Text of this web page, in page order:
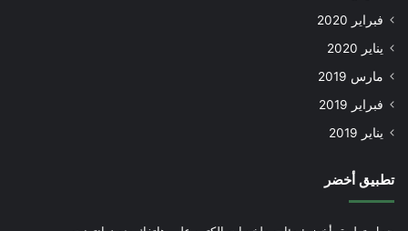
فبراير 2020
يناير 2020
مارس 2019
فبراير 2019
يناير 2019
تطبيق أخضر